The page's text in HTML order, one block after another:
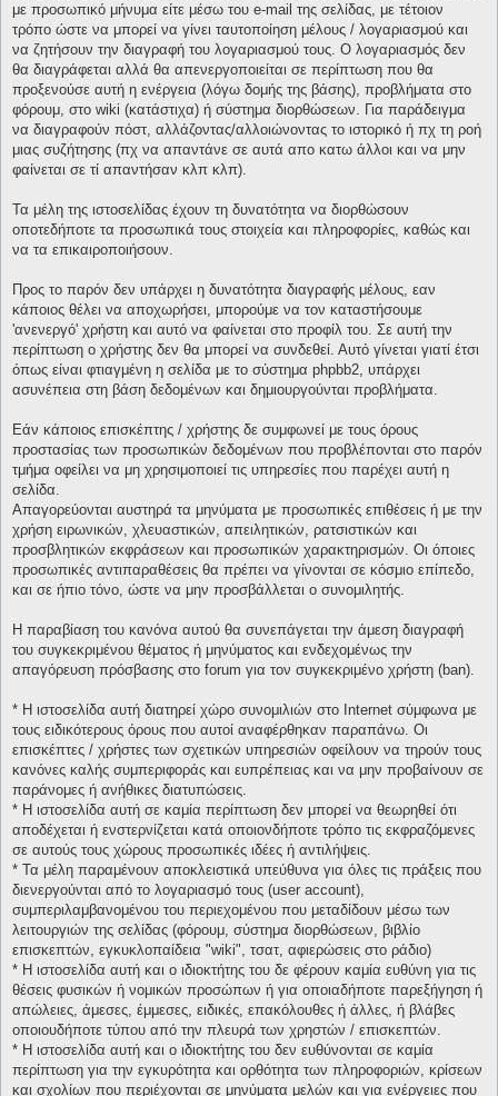
με προσωπικό μήνυμα είτε μέσω του e-mail της σελίδας, με τέτοιον
τρόπο ώστε να μπορεί να γίνει ταυτοποίηση μέλους / λογαριασμού και
να ζητήσουν την διαγραφή του λογαριασμού τους. Ο λογαριασμός δεν
θα διαγράφεται αλλά θα απενεργοποιείται σε περίπτωση που θα
προξενούσε αυτή η ενέργεια (λόγω δομής της βάσης), προβλήματα στο
φόρουμ, στο wiki (κατάστιχα) ή σύστημα διορθώσεων. Για παράδειγμα
να διαγραφούν πόστ, αλλάζοντας/αλλοιώνοντας το ιστορικό ή πχ τη ροή
μιας συζήτησης (πχ να απαντάνε σε αυτά απο κατω άλλοι και να μην
φαίνεται σε τί απαντήσαν κλπ κλπ).
Τα μέλη της ιστοσελίδας έχουν τη δυνατότητα να διορθώσουν
οποτεδήποτε τα προσωπικά τους στοιχεία και πληροφορίες, καθώς και
να τα επικαιροποιήσουν.
Προς το παρόν δεν υπάρχει η δυνατότητα διαγραφής μέλους, εαν
κάποιος θέλει να αποχωρήσει, μπορούμε να τον καταστήσουμε
'ανενεργό' χρήστη και αυτό να φαίνεται στο προφίλ του. Σε αυτή την
περίπτωση ο χρήστης δεν θα μπορεί να συνδεθεί. Αυτό γίνεται γιατί έτσι
όπως είναι φτιαγμένη η σελίδα με το σύστημα phpbb2, υπάρχει
ασυνέπεια στη βάση δεδομένων και δημιουργούνται προβλήματα.
Εάν κάποιος επισκέπτης / χρήστης δε συμφωνεί με τους όρους
προστασίας των προσωπικών δεδομένων που προβλέπονται στο παρόν
τμήμα οφείλει να μη χρησιμοποιεί τις υπηρεσίες που παρέχει αυτή η
σελίδα.
Απαγορεύονται αυστηρά τα μηνύματα με προσωπικές επιθέσεις ή με την
χρήση ειρωνικών, χλευαστικών, απειλητικών, ρατσιστικών και
προσβλητικών εκφράσεων και προσωπικών χαρακτηρισμών. Οι όποιες
προσωπικές αντιπαραθέσεις θα πρέπει να γίνονται σε κόσμιο επίπεδο,
και σε ήπιο τόνο, ώστε να μην προσβάλλεται ο συνομιλητής.
Η παραβίαση του κανόνα αυτού θα συνεπάγεται την άμεση διαγραφή
του συγκεκριμένου θέματος ή μηνύματος και ενδεχομένως την
απαγόρευση πρόσβασης στο forum για τον συγκεκριμένο χρήστη (ban).
* H ιστοσελίδα αυτή διατηρεί χώρο συνομιλιών στο Internet σύμφωνα με
τους ειδικότερους όρους που αυτοί αναφέρθηκαν παραπάνω. Οι
επισκέπτες / χρήστες των σχετικών υπηρεσιών οφείλουν να τηρούν τους
κανόνες καλής συμπεριφοράς και ευπρέπειας και να μην προβαίνουν σε
παράνομες ή ανήθικες διατυπώσεις.
* H ιστοσελίδα αυτή σε καμία περίπτωση δεν μπορεί να θεωρηθεί ότι
αποδέχεται ή ενστερνίζεται κατά οποιονδήποτε τρόπο τις εκφραζόμενες
σε αυτούς τους χώρους προσωπικές ιδέες ή αντιλήψεις.
* Τα μέλη παραμένουν αποκλειστικά υπεύθυνα για όλες τις πράξεις που
διενεργούνται από το λογαριασμό τους (user account),
συμπεριλαμβανομένου του περιεχομένου που μεταδίδουν μέσω των
λειτουργιών της σελίδας (φόρουμ, σύστημα διορθώσεων, βιβλίο
επισκεπτών, εγκυκλοπαίδεια "wiki", τσατ, αφιερώσεις στο ράδιο)
* H ιστοσελίδα αυτή και ο ιδιοκτήτης του δε φέρουν καμία ευθύνη για τις
θέσεις φυσικών ή νομικών προσώπων ή για οποιαδήποτε παρεξήγηση ή
απώλειες, άμεσες, έμμεσες, ειδικές, επακόλουθες ή άλλες, ή βλάβες
οποιουδήποτε τύπου από την πλευρά των χρηστών / επισκεπτών.
* H ιστοσελίδα αυτή και ο ιδιοκτήτης του δεν ευθύνονται σε καμία
περίπτωση για την εγκυρότητα και ορθότητα των πληροφοριών, κρίσεων
και σχολίων που περιέχονται σε μηνύματα μελών και για ενέργειες που